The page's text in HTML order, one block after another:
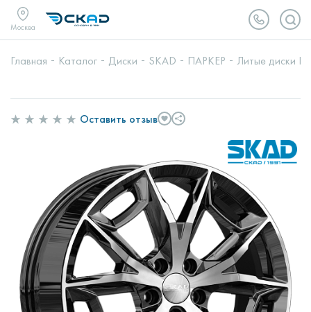
Москва
Главная Каталог Диски SKAD ПАРКЕР Литые диски
Оставить отзыв